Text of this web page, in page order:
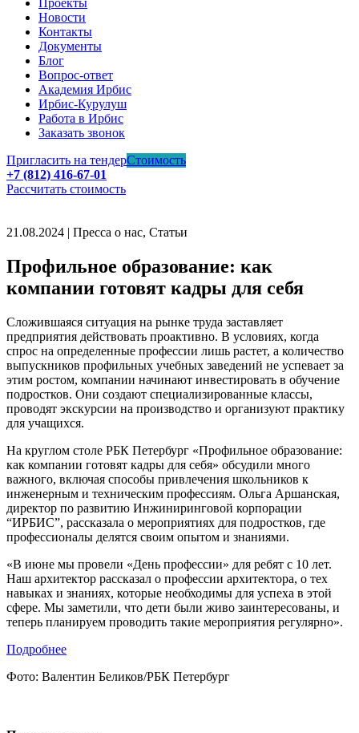
Проекты
Новости
Контакты
Документы
Блог
Вопрос-ответ
Академия Ирбис
Ирбис-Курулуш
Работа в Ирбис
Заказать звонок
Пригласить на тендерСтоимость
+7 (812) 416-67-01
Рассчитать стоимость
21.08.2024 | Пресса о нас, Статьи
Профильное образование: как
компании готовят кадры для себя
Сложившаяся ситуация на рынке труда заставляет
предприятия действовать проактивно. В условиях, когда
спрос на определенные профессии лишь растет, а количество
выпускников профильных учебных заведений не успевает за
этим ростом, компании начинают инвестировать в обучение
подростков. Они создают специализированные классы,
проводят экскурсии на производство и организуют практику
для учащихся.
На круглом столе РБК Петербург «Профильное образование:
как компании готовят кадры для себя» обсудили много
важного, включая способы привлечения школьников к
инженерным и техническим профессиям. Ольга Аршанская,
директор по развитию Инжиниринговой корпорации
“ИРБИС”, рассказала о мероприятиях для подростков, где
профессионалы делятся своим опытом и знаниями.
«В июне мы провели «День профессии» для ребят с 10 лет.
Наш архитектор рассказал о профессии архитектора, о тех
навыках и знаниях, которые необходимы для успеха в этой
сфере. Мы заметили, что дети были живо заинтересованы, и
теперь планируем проводить такие мероприятия регулярно».
Подробнее
Фото: Валентин Беликов/РБК Петербург